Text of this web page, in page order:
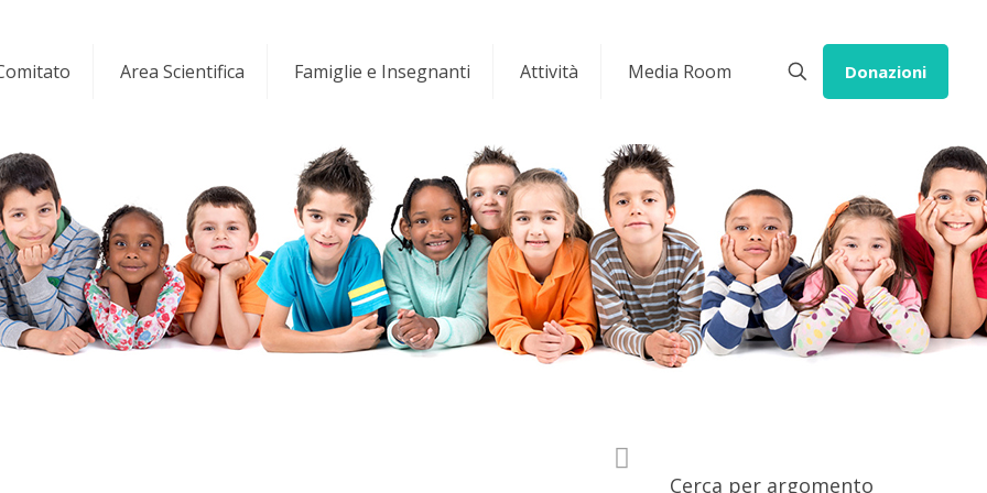
Area Scientifica Famiglie e Insegnanti Attività Media Room Donazioni
Cerca per argomento